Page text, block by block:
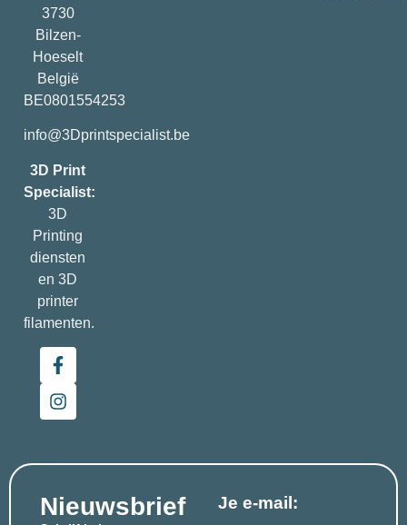
3730
Bilzen-
Hoeselt
België
BE0801554253
info@3Dprintspecialist.be
3D Print
Specialist:
3D
Printing
diensten
en 3D
printer
filamenten.
Nieuwsbrief Je e-mail: